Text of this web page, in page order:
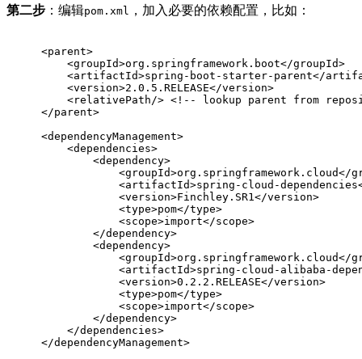
第二步 ：编辑pom.xml ，加入必要的依赖配置，比如：
<parent>
<groupId>org.springframework.boot</groupId>
<artifactId>spring-boot-starter-parent</
<version>2.0.5.RELEASE</version>
<relativePath /> <!-- lookup parent from
</parent>
<dependencyManagement>
<dependencies>
<dependency>
<groupId>org.springframework.cloud</
<artifactId>spring-cloud-dependencies
<version>Finchley.SR1 </version>
<type>pom</type>
<scope>import</scope>
</dependency>
<dependency>
<groupId>org.springframework.cloud</
<artifactId>spring-cloud-alibaba-
<version>0.2.2.RELEASE</version>
<type>pom</type>
<scope>import</scope>
</dependency>
</dependencies>
</dependencyManagement>